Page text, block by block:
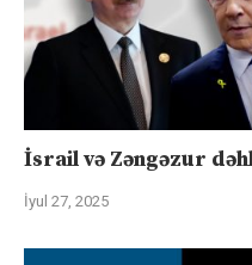
İsrail və Zəngəzur
İyul 27, 2025